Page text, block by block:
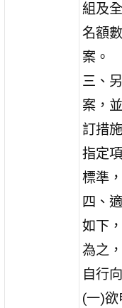
組及
名額
案。
三、
案，
訂措
指定
標準
四、
如下
為之
自行
(一)